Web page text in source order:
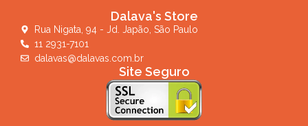
Dalava's Store
Rua Nigata, 94 - Jd. Japão, São Paulo
11 2931-7101
dalavas@dalavas.com.br
Site Seguro